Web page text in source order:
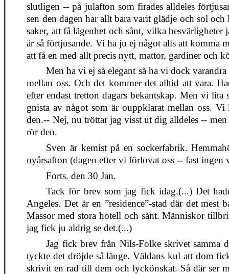
slutligen -- på julafton som firades alldeles
sen den dagen har allt bara varit glädje och sol
saker, att få lägenhet och sånt, vilka
är så förtjusande. Vi ha ju ej något alls att komma
att få en med allt precis nytt, mattor, gardiner och
Men ha vi ej så elegant så ha vi dock
mellan oss. Och det kommer det alltid att vara.
efter endast tretton dagars bekantskap. Men vi
gnista av något som är ouppklarat mellan oss.
den.-- Nej, nu tröttar jag visst ut dig alldeles --
rör den.
Sven är kemist på en sockerfabrik.
nyårsafton (dagen efter vi förlovat oss -- fast ingen
Forts. den 30 Jan.
Tack för brev som jag fick idag.(...) Det
Angeles. Det är en ”residence”-stad där det
Massor med stora hotell och sånt. Människor
jag fick ju aldrig se det.(...)
Jag fick brev från Nils-Folke skrivet samma
tyckte det dröjde så länge. Väldans kul att dom
skrivit en rad till dem och lyckönskat. Så där ser